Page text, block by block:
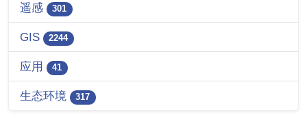
遥感 301
GIS 2244
应用 41
生态环境 317